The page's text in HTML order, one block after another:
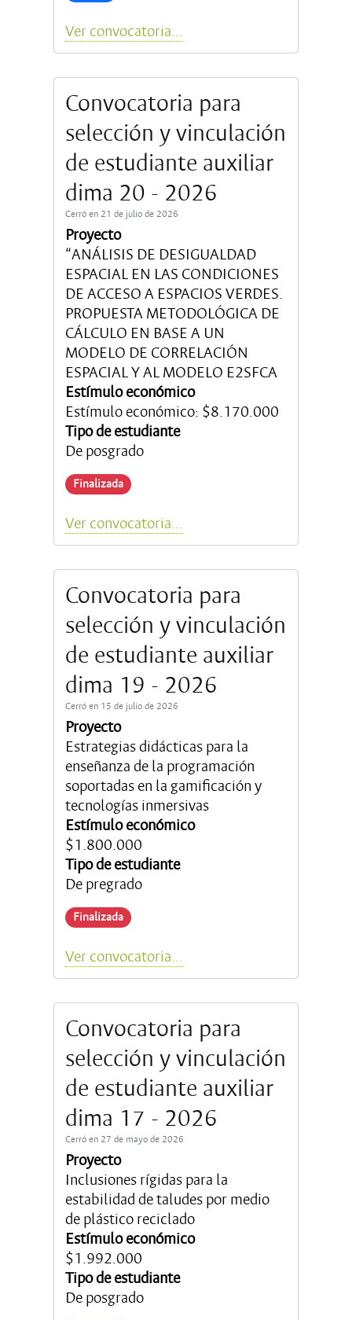
Ver convocatoria...
Convocatoria para
selección y vinculación
de estudiante auxiliar
dima 20 - 2026
Cerró en 21 de julio de 2026
Proyecto
“ANÁLISIS DE DESIGUALDAD
ESPACIAL EN LAS CONDICIONES
DE ACCESO A ESPACIOS VERDES.
PROPUESTA METODOLÓGICA DE
CÁLCULO EN BASE A UN
MODELO DE CORRELACIÓN
ESPACIAL Y AL MODELO E2SFCA
Estímulo económico
Estímulo económico: $8.170.000
Tipo de estudiante
De posgrado
Finalizada
Ver convocatoria...
Convocatoria para
selección y vinculación
de estudiante auxiliar
dima 19 - 2026
Cerró en 15 de julio de 2026
Proyecto
Estrategias didácticas para la
enseñanza de la programación
soportadas en la gamificación y
tecnologías inmersivas
Estímulo económico
$1.800.000
Tipo de estudiante
De pregrado
Finalizada
Ver convocatoria...
Convocatoria para
selección y vinculación
de estudiante auxiliar
dima 17 - 2026
Cerró en 27 de mayo de 2026
Proyecto
Inclusiones rígidas para la
estabilidad de taludes por medio
de plástico reciclado
Estímulo económico
$1.992.000
Tipo de estudiante
De posgrado